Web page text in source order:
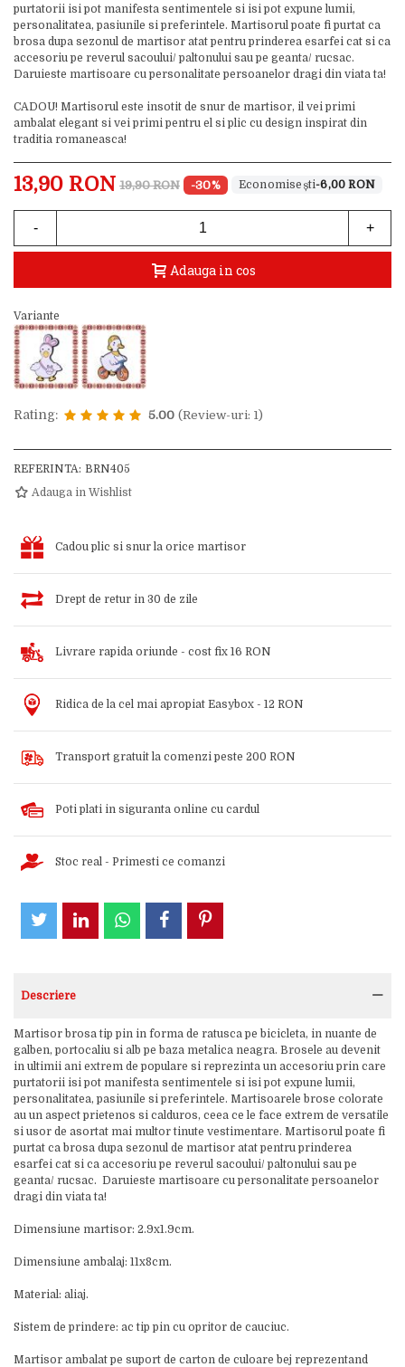
purtatorii isi pot manifesta sentimentele si isi pot expune lumii,
personalitatea, pasiunile si preferintele. Martisorul poate fi purtat ca
brosa dupa sezonul de martisor atat pentru prinderea esarfei cat si ca
accesoriu pe reverul sacoului/ paltonului sau pe geanta/ rucsac.
Daruieste martisoare cu personalitate persoanelor dragi din viata ta!
CADOU! Martisorul este insotit de snur de martisor, il vei primi
ambalat elegant si vei primi pentru el si plic cu design inspirat din
traditia romaneasca!
13,90 RON 19,90 RON -30% -6,00 RON
- +
Adauga in cos
Variante
Rating: 5.00 (Review-uri: 1)
REFERINTA: BRN405
Adauga in Wishlist
Cadou plic si snur la orice martisor
Drept de retur in 30 de zile
Livrare rapida oriunde - cost fix 16 RON
Ridica de la cel mai apropiat Easybox - 12 RON
Transport gratuit la comenzi peste 200 RON
Poti plati in siguranta online cu cardul
Stoc real - Primesti ce comanzi
Descriere
Martisor brosa tip pin in forma de ratusca pe bicicleta, in nuante de
galben, portocaliu si alb pe baza metalica neagra. Brosele au devenit
in ultimii ani extrem de populare si reprezinta un accesoriu prin care
purtatorii isi pot manifesta sentimentele si isi pot expune lumii,
personalitatea, pasiunile si preferintele. Martisoarele brose colorate
au un aspect prietenos si calduros, ceea ce le face extrem de versatile
si usor de asortat mai multor tinute vestimentare. Martisorul poate fi
purtat ca brosa dupa sezonul de martisor atat pentru prinderea
esarfei cat si ca accesoriu pe reverul sacoului/ paltonului sau pe
geanta/ rucsac. Daruieste martisoare cu personalitate persoanelor
dragi din viata ta!
Dimensiune martisor: 2.9x1.9cm.
Dimensiune ambalaj: 11x8cm.
Material: aliaj.
Sistem de prindere: ac tip pin cu opritor de cauciuc.
Martisor ambalat pe suport de carton de culoare bej reprezentand